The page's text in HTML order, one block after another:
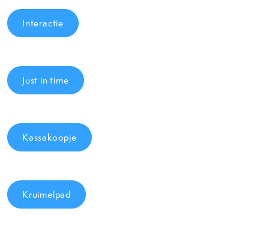
Interactie
Just in time
Kassakoopje
Kruimelpad